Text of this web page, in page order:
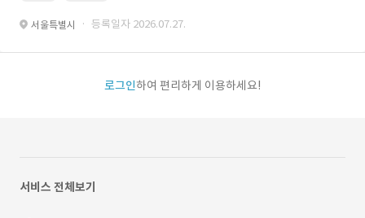
서울특별시 · 등록일자 2026.07.27.
로그인하여 편리하게 이용하세요!
서비스 전체보기